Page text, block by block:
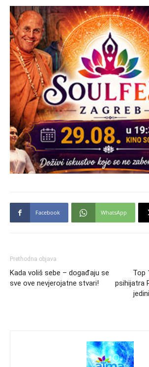
Facebook WhatsApp
Prethodna objava
Kada voliš sebe – događaju se
sve ove nevjerojatne stvari!
Top
psihijatra